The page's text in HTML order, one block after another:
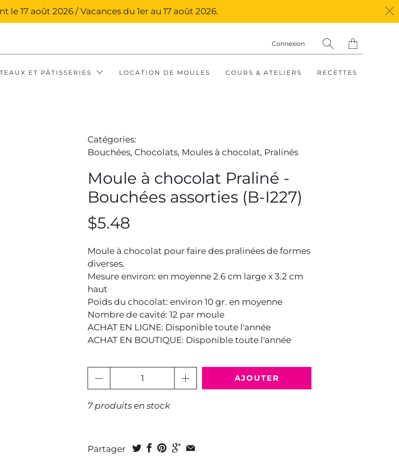
le 17 août 2026 / Vacances du 1er au 17 août 2026.
Connexion
Translation
missing:
ET PÂTISSERIES LOCATION DE MOULES COURS & ATELIERS RECETTES
Catégories:
Bouchées, Chocolats, Moules à chocolat, Pralinés
Moule à chocolat Praliné -
Bouchées assorties (B-I227)
$5.48
Moule à chocolat pour faire des pralinées de formes
diverses.
Mesure environ: en moyenne 2.6 cm large x 3.2 cm
haut
Poids du chocolat: environ 10 gr. en moyenne
Nombre de cavité: 12 par moule
ACHAT EN LIGNE: Disponible toute l'année
ACHAT EN BOUTIQUE: Disponible toute l'année
7 produits en stock
AJOUTER
Partager